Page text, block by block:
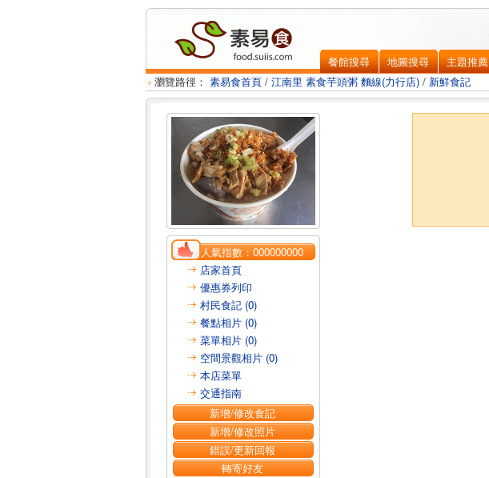
餐館搜尋 地圖搜尋 主題推薦
瀏覽路徑： 素易食首頁 / 江南里 素食芋頭粥 麵線(力行店) / 新鮮食記
人氣指數：000000000
店家首頁
優惠券列印
村民食記 (0)
餐點相片 (0)
菜單相片 (0)
空間景觀相片 (0)
本店菜單
交通指南
新增/修改食記
新增/修改照片
錯誤/更新回報
轉寄好友